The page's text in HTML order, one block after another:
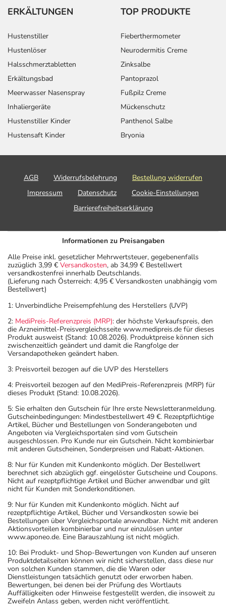
ERKÄLTUNGEN
Hustenstiller
Hustenlöser
Halsschmerztabletten
Erkältungsbad
Meerwasser Nasenspray
Inhaliergeräte
Hustenstiller Kinder
Hustensaft Kinder
TOP PRODUKTE
Fieberthermometer
Neurodermitis Creme
Zinksalbe
Pantoprazol
Fußpilz Creme
Mückenschutz
Panthenol Salbe
Bryonia
AGB Widerrufsbelehrung
Bestellung widerrufen
Impressum
Datenschutz
Cookie-Einstellungen
Barrierefreiheitserklärung
Informationen zu Preisangaben
Alle Preise inkl. gesetzlicher Mehrwertsteuer, gegebenenfalls
zuzüglich 3,99 € Versandkosten, ab 34,99 € Bestellwert
versandkostenfrei innerhalb Deutschlands.
(Lieferung nach Österreich: 4,95 € Versandkosten unabhängig vom
Bestellwert)
1: Unverbindliche Preisempfehlung des Herstellers (UVP)
2: MediPreis-Referenzpreis (MRP): der höchste Verkaufspreis, den
die Arzneimittel-Preisvergleichsseite www.medipreis.de für dieses
Produkt ausweist (Stand: 10.08.2026). Produktpreise können sich
zwischenzeitlich geändert und damit die Rangfolge der
Versandapotheken geändert haben.
3: Preisvorteil bezogen auf die UVP des Herstellers
4: Preisvorteil bezogen auf den MediPreis-Referenzpreis (MRP) für
dieses Produkt (Stand: 10.08.2026).
5: Sie erhalten den Gutschein für Ihre erste Newsletteranmeldung.
Gutscheinbedingungen: Mindestbestellwert 49 €. Rezeptpflichtige
Artikel, Bücher und Bestellungen von Sonderangeboten und
Angeboten via Vergleichsportalen sind vom Gutschein
ausgeschlossen. Pro Kunde nur ein Gutschein. Nicht kombinierbar
mit anderen Gutscheinen, Sonderpreisen und Rabatt-Aktionen.
8: Nur für Kunden mit Kundenkonto möglich. Der Bestellwert
berechnet sich abzüglich ggf. eingelöster Gutscheine und Coupons.
Nicht auf rezeptpflichtige Artikel und Bücher anwendbar und gilt
nicht für Kunden mit Sonderkonditionen.
9: Nur für Kunden mit Kundenkonto möglich. Nicht auf
rezeptpflichtige Artikel, Bücher und Versandkosten sowie bei
Bestellungen über Vergleichsportale anwendbar. Nicht mit anderen
Aktionsvorteilen kombinierbar und nur einzulösen unter
www.aponeo.de. Eine Barauszahlung ist nicht möglich.
10: Bei Produkt- und Shop-Bewertungen von Kunden auf unseren
Produktdetailseiten können wir nicht sicherstellen, dass diese nur
von solchen Kunden stammen, die die Waren oder
Dienstleistungen tatsächlich genutzt oder erworben haben.
Bewertungen, bei denen bei der Prüfung des Wortlauts
Auffälligkeiten oder Hinweise festgestellt werden, die insoweit zu
Zweifeln Anlass geben, werden nicht veröffentlicht.